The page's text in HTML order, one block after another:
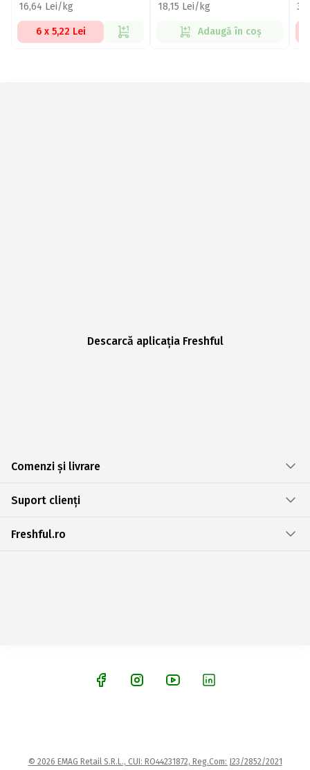
16,64 Lei/kg
6 x 5,22 Lei
18,15 Lei/kg
Adaugă în coș
Descarcă aplicația Freshful
Comenzi și livrare
Suport clienți
Freshful.ro
© 2026 EMAG Retail S.R.L., CUI: RO44231872, Reg.Com: J23/2852/2021